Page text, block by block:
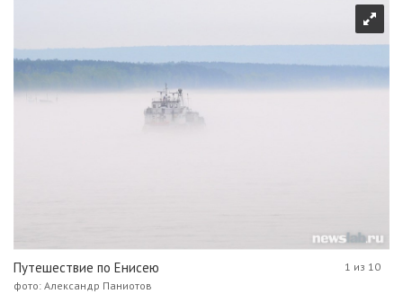
Путешествие по Енисею
фото: Александр Паниотов
1 из 10